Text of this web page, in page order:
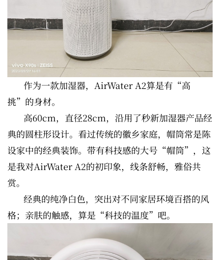
作为一款加湿器，AirWater A2算是有“高
挑”的身材。
高60cm，直径28cm，沿用了秒新加湿器产品经
典的圆柱形设计。看过传统的徽乡家庭，帽筒常是陈
设家中的经典装饰。带有科技感的大号“帽筒”，这
是我对AirWater A2的初印象，线条舒畅，雅俗共
赏。
经典的纯净白色，突出对不同家居环境百搭的风
格；亲肤的触感，算是“科技的温度”吧。